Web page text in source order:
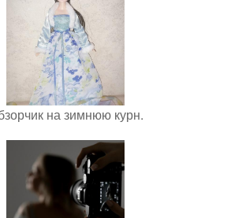
на зимнюю курн.